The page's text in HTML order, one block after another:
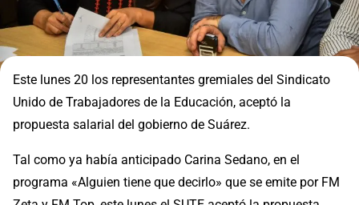
Este lunes 20 los representantes gremiales del Sindicato
Unido de Trabajadores de la Educación, aceptó la
propuesta salarial del gobierno de Suárez.
Tal como ya había anticipado Carina Sedano, en el
programa «Alguien tiene que decirlo» que se emite por FM